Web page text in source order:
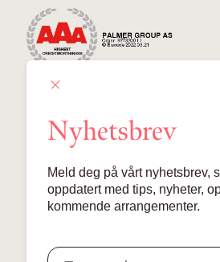
Lille Grensen 7, 0159 Oslo
Nyhetsbrev
Meld deg på vårt nyhetsbrev,
oppdatert med tips, nyheter,
kommende arrangementer.